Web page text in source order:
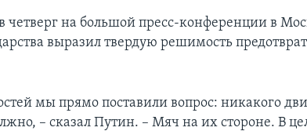
четверг на большой пресс-конференции в
выразил твердую решимость
мы прямо поставили вопрос: никакого
– сказал Путин. – Мяч на их стороне. В